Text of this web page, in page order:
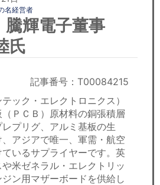
名経営者
輝電子董事
氏
記事番号：T00084215
ック・エレクトロニクス）
ＰＣＢ）原材料の銅張積層
プリグ、アルミ基板の生
アジアで唯一、軍需・航空
いるサプライヤーです。英
米ゼネラル・エレクトリッ
ン用マザーボードを供給し